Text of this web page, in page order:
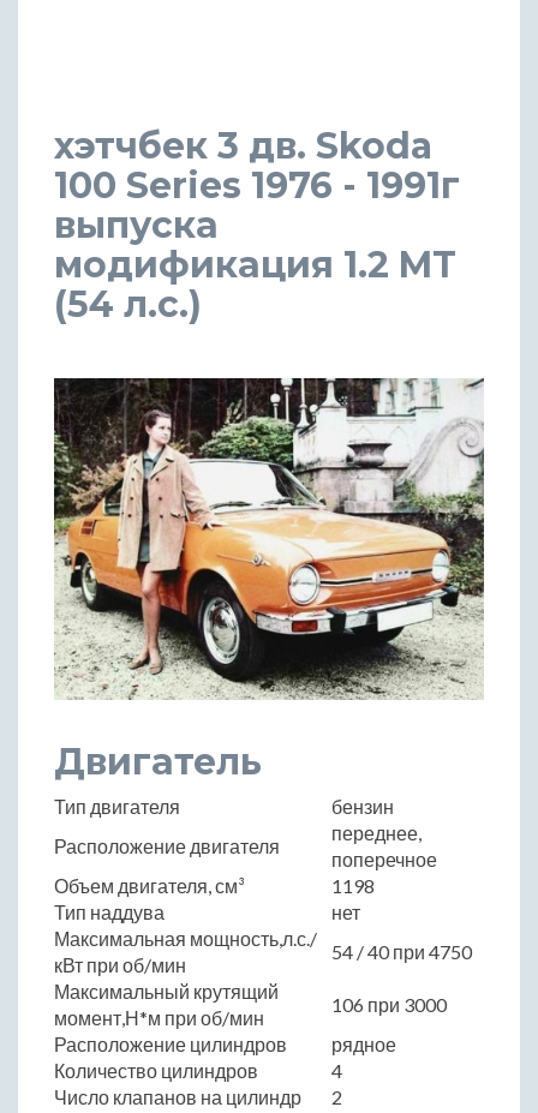
хэтчбек 3 дв. Skoda
100 Series 1976 - 1991г
выпуска
модификация 1.2 MT
(54 л.с.)
Двигатель
Тип двигателя
бензин
Расположение двигателя
переднее,
поперечное
Объем двигателя, см³
1198
Тип наддува
нет
Максимальная мощность,л.с./
кВт при об/мин
54 / 40 при 4750
Максимальный крутящий
момент,Н*м при об/мин
106 при 3000
Расположение цилиндров
рядное
Количество цилиндров
4
Число клапанов на цилиндр
2